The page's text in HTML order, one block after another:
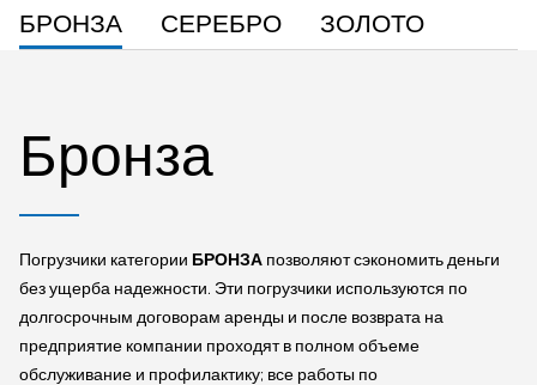
только у официального дилера Yale®. Бывшее в эксплуатации и
восстановленное оборудование Yale® имеет полную сервисную
Правила предоставления и применения производственного
оборудования) или его местный аналог.
оборудования без ущерба для надежности и
производительности, дилеры Yale® также могут предложить
полный перечень запасных частей и договоров на
обслуживание. Предусмотрены конкурентоспособные сроки
гарантийного обслуживания, что в конечном итоге
БРОНЗА СЕРЕБРО ЗОЛОТО
Бронза
Погрузчики категории БРОНЗА позволяют сэкономить деньги
без ущерба надежности. Эти погрузчики используются по
долгосрочным договорам аренды и после возврата на
предприятие компании проходят в полном объеме
обслуживание и профилактику; все работы по